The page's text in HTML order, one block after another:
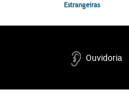
Estrangeiras
Ouvidoria